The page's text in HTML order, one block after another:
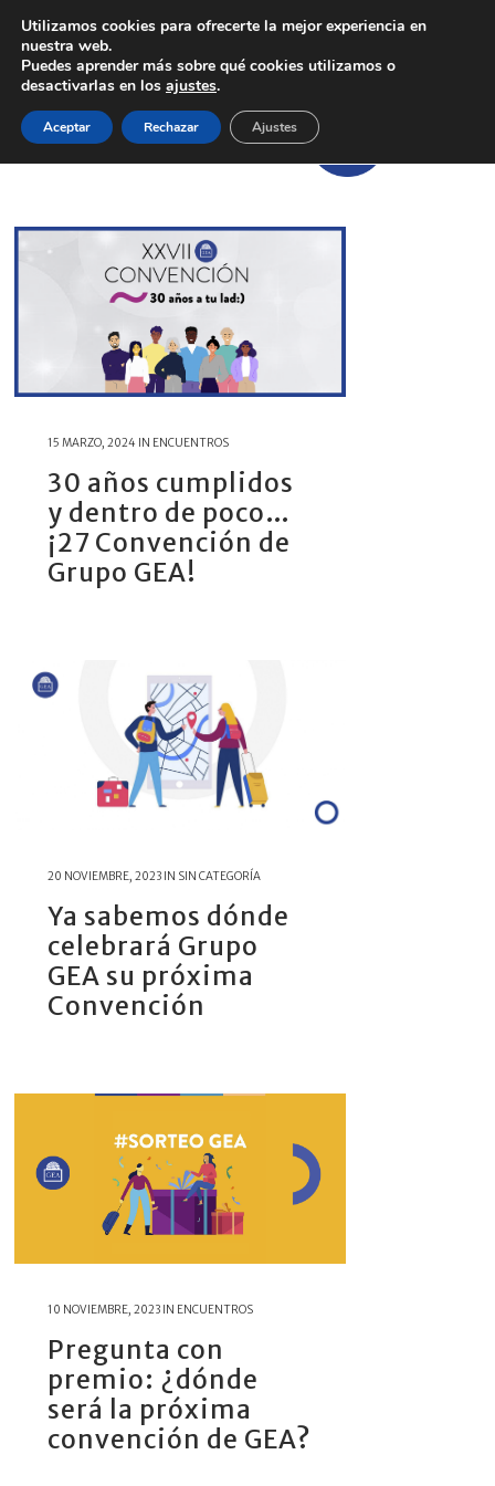
15 MARZO, 2024 IN ENCUENTROS
30 años cumplidos
y dentro de poco…
¡27 Convención de
Grupo GEA!
20 NOVIEMBRE, 2023 IN SIN CATEGORÍA
Ya sabemos dónde
celebrará Grupo
GEA su próxima
Convención
10 NOVIEMBRE, 2023 IN ENCUENTROS
Pregunta con
premio: ¿dónde
será la próxima
convención de GEA?
Utilizamos cookies para ofrecerte la mejor experiencia en
nuestra web.
Puedes aprender más sobre qué cookies utilizamos o
desactivarlas en los ajustes.
Aceptar Rechazar Ajustes